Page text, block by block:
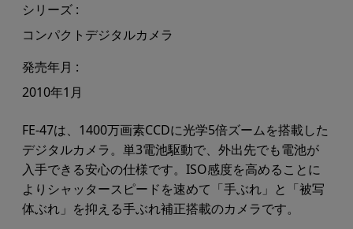
シリーズ
コンパクトデジタルカメラ
発売年月
2010年1月
FE-47は、1400万画素CCDに光学5倍ズームを搭載した
デジタルカメラ。単3電池駆動で、外出先でも電池が
入手できる安心の仕様です。ISO感度を高めることに
よりシャッタースピードを速めて「手ぶれ」と「被写
体ぶれ」を抑える手ぶれ補正搭載のカメラです。